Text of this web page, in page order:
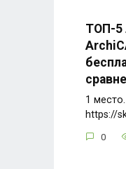
ТОП-5
1
https://
0